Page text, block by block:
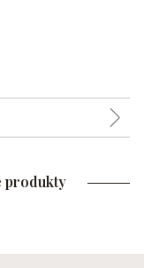
produkty